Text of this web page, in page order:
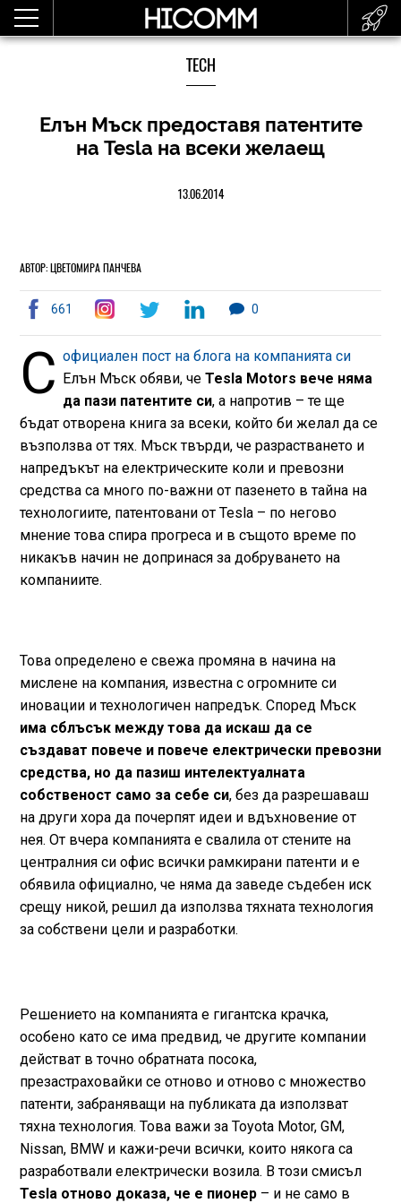
TECH
Елън Мъск предоставя патентите
на Tesla на всеки желаещ
13.06.2014
АВТОР: ЦВЕТОМИРА ПАНЧЕВА
661 0
С официален пост на блога на компанията си
Елън Мъск обяви, чеTesla Motors вече няма
да пази патентите си, а напротив – те ще
бъдат отворена книга за всеки, който би желал да се
възползва от тях. Мъск твърди, че разрастването и
напредъкът на електрическите коли и превозни
средства са много по-важни от пазенето в тайна на
технологиите, патентовани от Tesla – по негово
мнение това спира прогреса и в същото време по
никакъв начин не допринася за добруването на
компаниите.
Това определено е свежа промяна в начина на
мислене на компания, известна с огромните си
иновации и технологичен напредък. Според Мъск
има сблъсък между това да искаш да се
създават повече и повече електрически превозни
средства, но да пазиш интелектуалната
собственост само за себе си, без да разрешаваш
на други хора да почерпят идеи и вдъхновение от
нея. От вчера компанията е свалила от стените на
централния си офис всички рамкирани патенти и е
обявила официално, че няма да заведе съдебен иск
срещу никой, решил да използва тяхната технология
за собствени цели и разработки.
Решението на компанията е гигантска крачка,
особено като се има предвид, че другите компании
действат в точно обратната посока,
презастраховайки се отново и отново с множество
патенти, забраняващи на публиката да използват
тяхна технология. Това важи за Toyota Motor, GM,
Nissan, BMW и кажи-речи всички, които някога са
разработвали електрически возила. В този смисъл
Tesla отново доказа, че е пионер– и не само в